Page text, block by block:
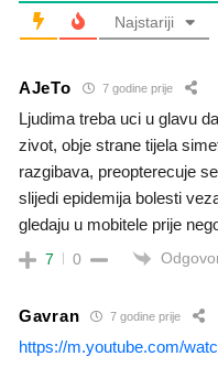
Najstariji
AJeTo 7 godine prije
Ljudima treba uci u glavu
zivot, obje strane tijela
razgibava, preopterecuje
slijedi epidemija bolesti
gledaju u mobitele prije
7 0
Gavran 7 godine prije
https://m.youtube.com/